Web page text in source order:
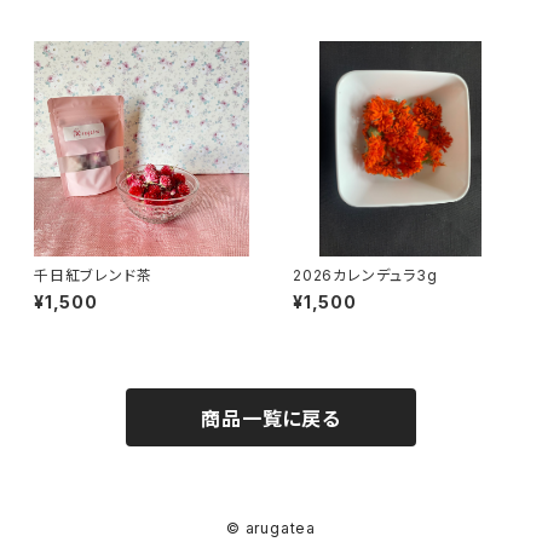
千日紅ブレンド茶
¥1,500
2026カレンデュラ3g
¥1,500
商品一覧に戻る
© arugatea